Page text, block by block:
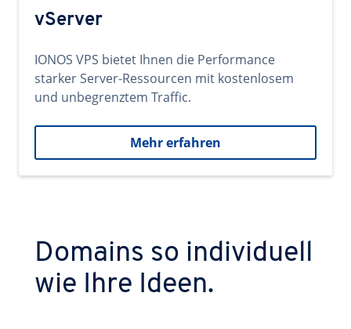
vServer
IONOS VPS bietet Ihnen die Performance
starker Server-Ressourcen mit kostenlosem
und unbegrenztem Traffic.
Mehr erfahren
Domains so individuell
wie Ihre Ideen.